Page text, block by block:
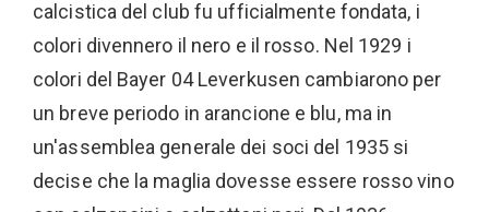
calcistica del club fu ufficialmente fondata, i
colori divennero il nero e il rosso. Nel 1929 i
colori del Bayer 04 Leverkusen cambiarono per
un breve periodo in arancione e blu, ma in
un'assemblea generale dei soci del 1935 si
decise che la maglia dovesse essere rosso vino